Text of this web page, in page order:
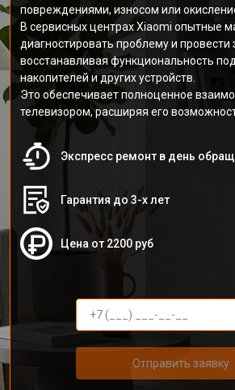
повреждениями, износом или
В сервисных центрах Xiaomi опытные
диагностировать проблему и провести
восстанавливая функциональность
накопителей и других устройств.
Это обеспечивает полноценное
телевизором, расширяя его
Экспресс ремонт в день
Гарантия до 3-х лет
Цена от 2200 руб
Отправить заявку